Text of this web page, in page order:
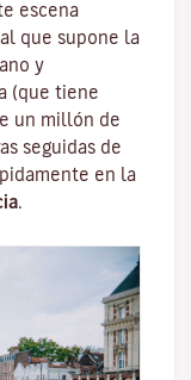
escena
que supone la
y
(que tiene
un millón de
seguidas de
en la
.